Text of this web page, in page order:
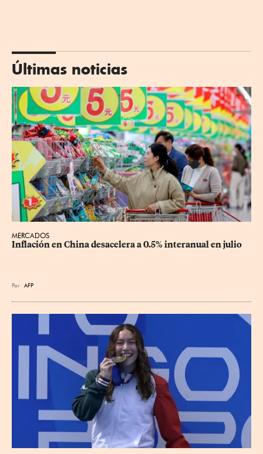
Últimas noticias
MERCADOS
Inflación en China desacelera a 0.5% interanual en julio
Por AFP